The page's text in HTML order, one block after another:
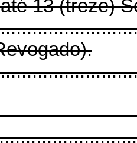
13 (treze)